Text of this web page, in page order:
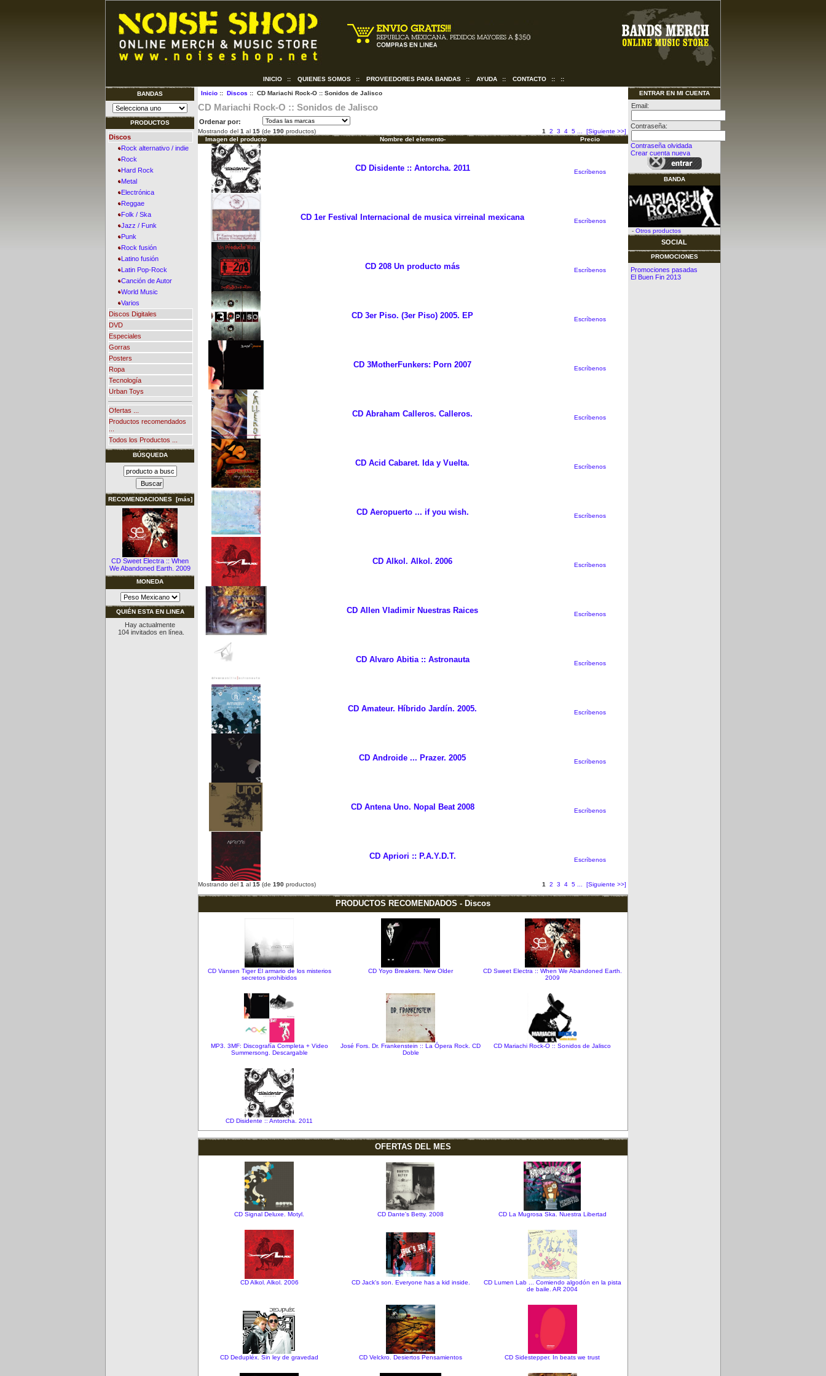
INICIO :: QUIENES SOMOS :: PROVEEDORES PARA BANDAS :: AYUDA :: CONTACTO :: ::
BANDAS
PRODUCTOS
Discos
Rock alternativo / indie
Rock
Hard Rock
Metal
Electrónica
Reggae
Folk / Ska
Jazz / Funk
Punk
Rock fusión
Latino fusión
Latin Pop-Rock
Canción de Autor
World Music
Varios
Discos Digitales
DVD
Especiales
Gorras
Posters
Ropa
Tecnología
Urban Toys
Ofertas ...
Productos recomendados
Todos los Productos ...
BÚSQUEDA
RECOMENDACIONES [más]
CD Sweet Electra :: When
We Abandoned Earth. 2009
MONEDA
QUIÉN ESTA EN LINEA
Hay actualmente
104 invitados en línea.
Inicio:: Discos :: CD Mariachi Rock-O :: Sonidos de Jalisco
CD Mariachi Rock-O :: Sonidos de Jalisco
Ordenar por:
Mostrando del 1 al 15 (de 190 productos) 1 2 3 4 5
[Siguiente >>]
Imagen del producto
Nombre del elemento- Precio
CD Disidente :: Antorcha. 2011 Escríbenos
CD 1er Festival Internacional de musica virreinal mexicana Escríbenos
CD 208 Un producto más Escríbenos
CD 3er Piso. (3er Piso) 2005. EP Escríbenos
CD 3MotherFunkers: Porn 2007 Escríbenos
CD Abraham Calleros. Calleros. Escríbenos
CD Acid Cabaret. Ida y Vuelta. Escríbenos
CD Aeropuerto ... if you wish. Escríbenos
CD Alkol. Alkol. 2006 Escríbenos
CD Allen Vladimir Nuestras Raices Escríbenos
CD Alvaro Abitia :: Astronauta Escríbenos
CD Amateur. Híbrido Jardín. 2005. Escríbenos
CD Androide ... Prazer. 2005 Escríbenos
CD Antena Uno. Nopal Beat 2008 Escríbenos
CD Apriori :: P.A.Y.D.T. Escríbenos
Mostrando del 1 al 15 (de 190 productos) 1 2 3 4 5 [Siguiente >>]
PRODUCTOS RECOMENDADOS - Discos
CD Vansen Tiger El armario de los misterios
secretos prohibidos
CD Yoyo Breakers. New Older
CD Sweet Electra :: When We Abandoned Earth.
2009
MP3. 3MF: Discografía Completa + Video
Summersong. Descargable
José Fors. Dr. Frankenstein :: La Ópera Rock. CD
Doble
CD Mariachi Rock-O :: Sonidos de Jalisco
CD Disidente :: Antorcha. 2011
OFERTAS DEL MES
CD Signal Deluxe. Motyl. CD Dante's Betty. 2008 CD La Mugrosa Ska. Nuestra Libertad
CD Alkol. Alkol. 2006 CD Jack's son. Everyone has a kid inside.
CD Lumen Lab ... Comiendo algodón en la pista
de baile. AR 2004
CD Dedupléx. Sin ley de gravedad CD Velckro. Desiertos Pensamientos CD Sidestepper. In beats we trust
ENTRAR EN MI CUENTA
Email:
Contraseña:
Contraseña olvidada
Crear cuenta nueva
BANDA
- Otros productos
SOCIAL
PROMOCIONES
Promociones pasadas
El Buen Fin 2013